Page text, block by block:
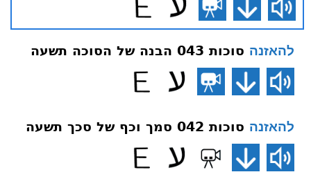
להאזנה סוכות 043 הבנה של הסוכה תשעה
להאזנה סוכות 042 סמך וכף של סכך תשעה